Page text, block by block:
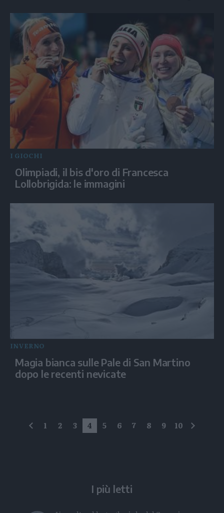
I GIOCHI
Olimpiadi, il bis d'oro di Francesca
Lollobrigida: le immagini
INVERNO
Magia bianca sulle Pale di San Martino
dopo le recenti nevicate
precedente
1 2 3 4 5 6 7 8 9 10
I più letti